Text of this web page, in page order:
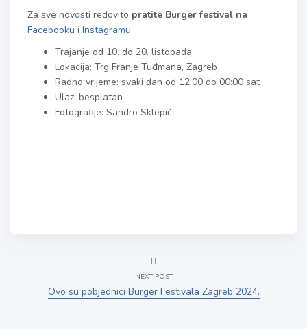
Za sve novosti redovito pratite Burger festival na
Facebooku i Instagramu
Trajanje od 10. do 20. listopada
Lokacija: Trg Franje Tuđmana, Zagreb
Radno vrijeme: svaki dan od 12:00 do 00:00 sat
Ulaz: besplatan
Fotografije: Sandro Sklepić
NEXT POST
Ovo su pobjednici Burger Festivala Zagreb 2024.